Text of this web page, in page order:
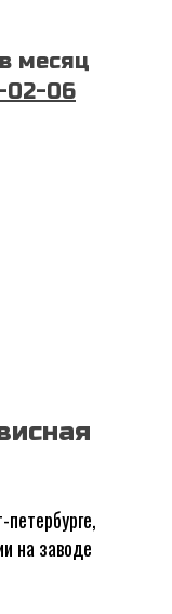
месяц
02-06
на заводе